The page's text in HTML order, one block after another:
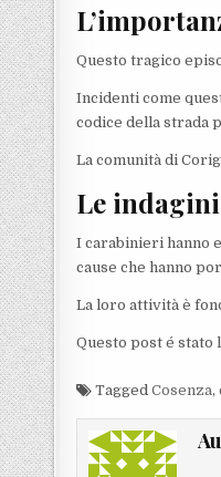
Questo tragico
Incidenti come
codice della
La comunità di
Le
I carabinieri hanno
cause che hanno
La loro attività è
Questo post é stato
TaggedCosenza,